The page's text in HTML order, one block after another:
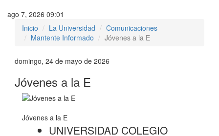
ago 7, 2026 09:01
Inicio
La Universidad
Comunicaciones
Mantente Informado
Jóvenes a la E
domingo, 24 de mayo de 2026
Jóvenes a la E
Jóvenes a la E
UNIVERSIDAD COLEGIO